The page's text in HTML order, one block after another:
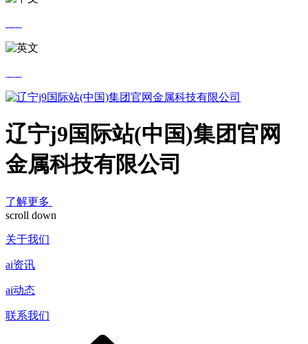
辽宁j9国际站(中国)集团官网
金属科技有限公司
了解更多
scroll down
关于我们
ai资讯
ai动态
联系我们